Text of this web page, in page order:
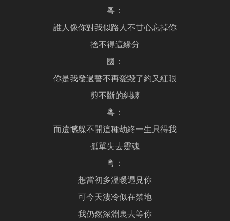
粵：
誰人像你對我似路人不甘心忘掉你
捨不得這緣分
國：
你是我發過誓不再愛毀了約又紅眼
剪不斷的糾纏
粵：
而遺憾躲不開這種劫終一生只得我
孤單失去靈魂
粵：
想當初多溫暖遇見你
可今天淒冷似在禁地
我仍然深淵裏去等你